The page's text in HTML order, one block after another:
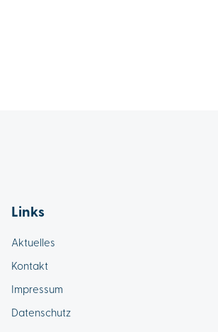
Links
Aktuelles
Kontakt
Impressum
Datenschutz